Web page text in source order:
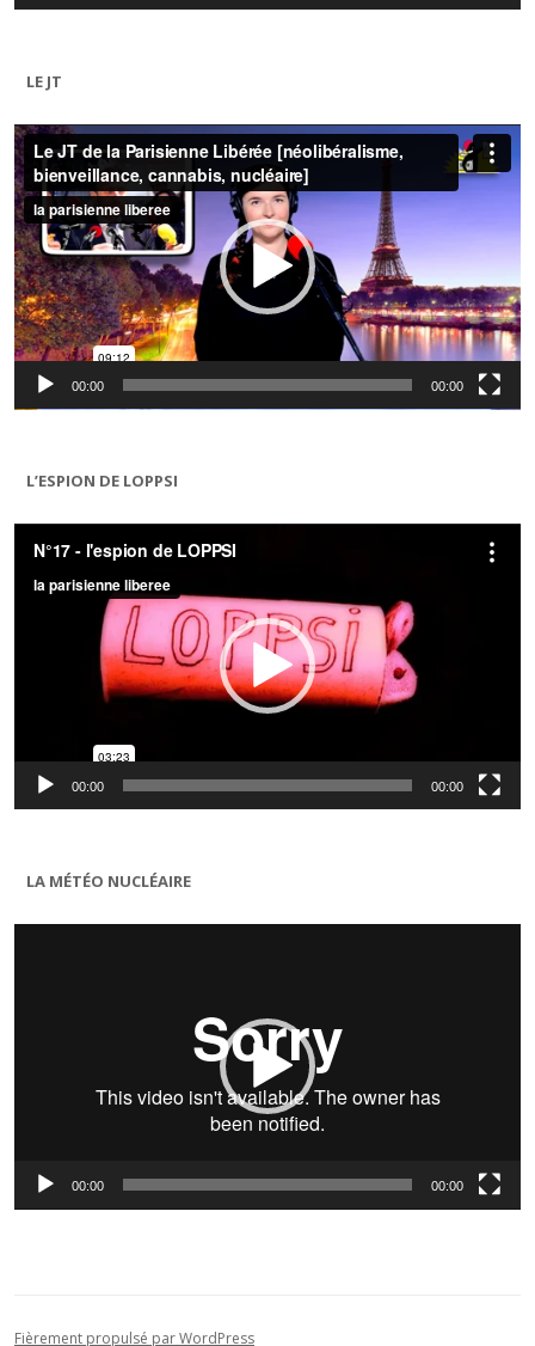
LE JT
Lecteur
vidéo
00:00 00:00
L’ESPION DE LOPPSI
Lecteur
vidéo
00:00 00:00
LA MÉTÉO NUCLÉAIRE
Lecteur
00:00 00:00
Fièrement propulsé par WordPress